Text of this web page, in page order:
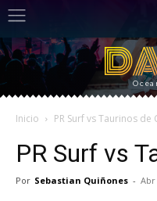
Inicio PR Surf vs Taurinos de
PR Surf vs
Por Sebastian Quiñones - Abr